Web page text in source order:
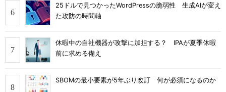
25ドルで見つかったWordPressの脆弱性 生成AIが変え
た攻防の時間軸
休暇中の自社機器が攻撃に加担する？ IPAが夏季休暇
前に求める備え
SBOMの最小要素が5年ぶり改訂 何が必須になるのか